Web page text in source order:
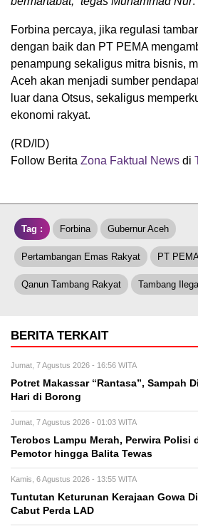
Forbina percaya, jika regulasi
dengan baik dan PT PEMA
penampung sekaligus mitra bisnis,
Aceh akan menjadi sumber
luar dana Otsus, sekaligus
ekonomi rakyat.
(RD/ID)
Follow Berita Zona Faktual News di
Tag : Forbina Gubernur Aceh
Pertambangan Emas Rakyat PT
Qanun Tambang Rakyat Tambang
BERITA TERKAIT
Jumat, 7 Agustus 2026 - 16:56 WITA
Potret Makassar “Rantasa”, Sampah
Hari di Borong
Jumat, 7 Agustus 2026 - 01:03 WITA
Terobos Lampu Merah, Perwira Polisi
Pemotor hingga Balita Tewas
Kamis, 6 Agustus 2026 - 13:55 WITA
Tuntutan Keturunan Kerajaan Gowa
Cabut Perda LAD